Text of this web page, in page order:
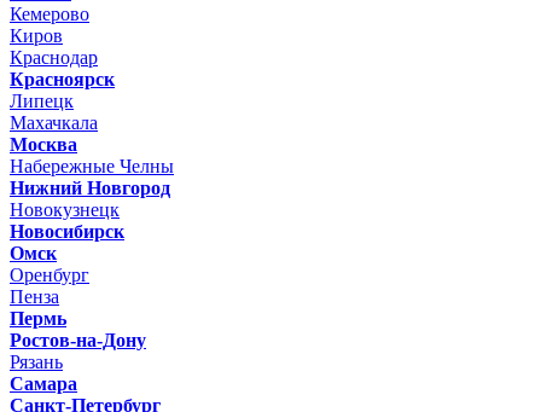
Кемерово
Киров
Краснодар
Красноярск
Липецк
Махачкала
Москва
Набережные Челны
Нижний Новгород
Новокузнецк
Новосибирск
Омск
Оренбург
Пенза
Пермь
Ростов-на-Дону
Рязань
Самара
Санкт-Петербург